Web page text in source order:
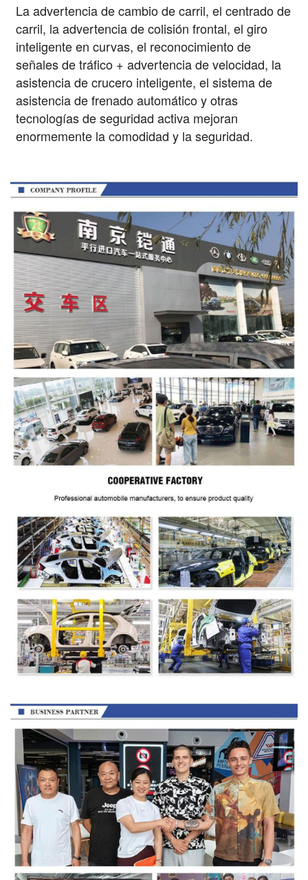
La advertencia de cambio de carril, el centrado de
carril, la advertencia de colisión frontal, el giro
inteligente en curvas, el reconocimiento de
señales de tráfico + advertencia de velocidad, la
asistencia de crucero inteligente, el sistema de
asistencia de frenado automático y otras
tecnologías de seguridad activa mejoran
enormemente la comodidad y la seguridad.